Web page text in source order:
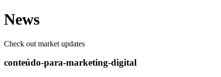
News
Check out market updates
conteúdo-para-marketing-digital